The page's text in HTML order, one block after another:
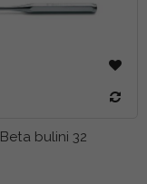
Beta bulini 32